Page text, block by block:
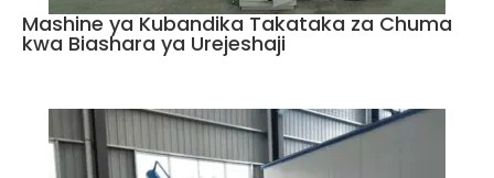
Mashine ya Kubandika Takataka za Chuma
kwa Biashara ya Urejeshaji